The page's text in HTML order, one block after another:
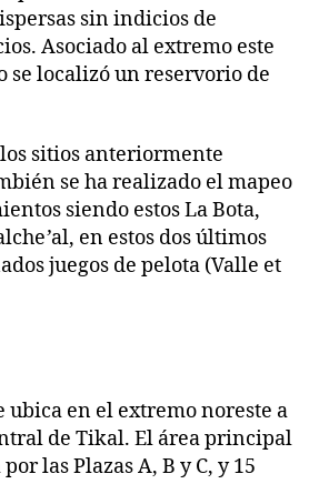
sin indicios de
Asociado al extremo este
se localizó un reservorio de
sitios anteriormente
se ha realizado el mapeo
siendo estos La Bota,
’al, en estos dos últimos
juegos de pelota (Valle et
ubica en el extremo noreste a
de Tikal. El área principal
las Plazas A, B y C, y 15